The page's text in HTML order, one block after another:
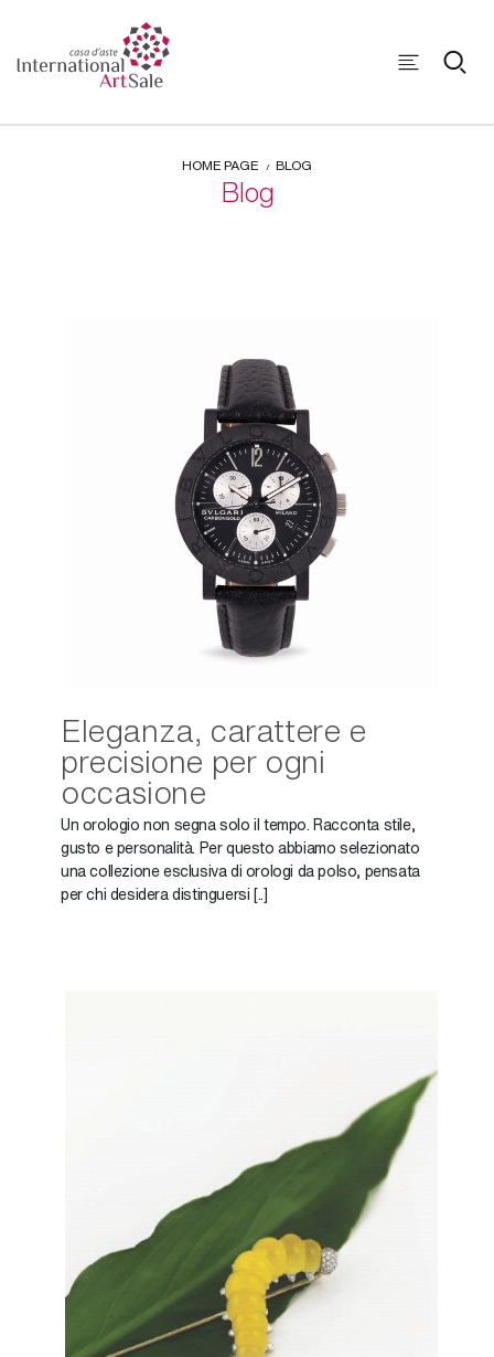
HOME PAGE BLOG
Blog
Eleganza, carattere e
precisione per ogni
occasione
Un orologio non segna solo il tempo. Racconta stile,
gusto e personalità. Per questo abbiamo selezionato
una collezione esclusiva di orologi da polso, pensata
per chi desidera distinguersi [..]